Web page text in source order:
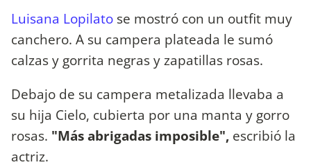
Luisana Lopilato se mostró con un outfit muy
canchero. A su campera plateada le sumó
calzas y gorrita negras y zapatillas rosas.
Debajo de su campera metalizada llevaba a
su hija Cielo, cubierta por una manta y gorro
rosas. "Más abrigadas imposible", escribió la
actriz.